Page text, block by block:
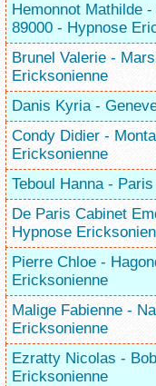
Hemonnot Mathilde
89000 - Hypnose
Brunel Valerie -
Ericksonienne
Danis Kyria -
Condy Didier -
Ericksonienne
Teboul Hanna -
De Paris Cabinet
Hypnose
Pierre Chloe -
Ericksonienne
Malige Fabienne -
Ericksonienne
Ezratty Nicolas -
Ericksonienne